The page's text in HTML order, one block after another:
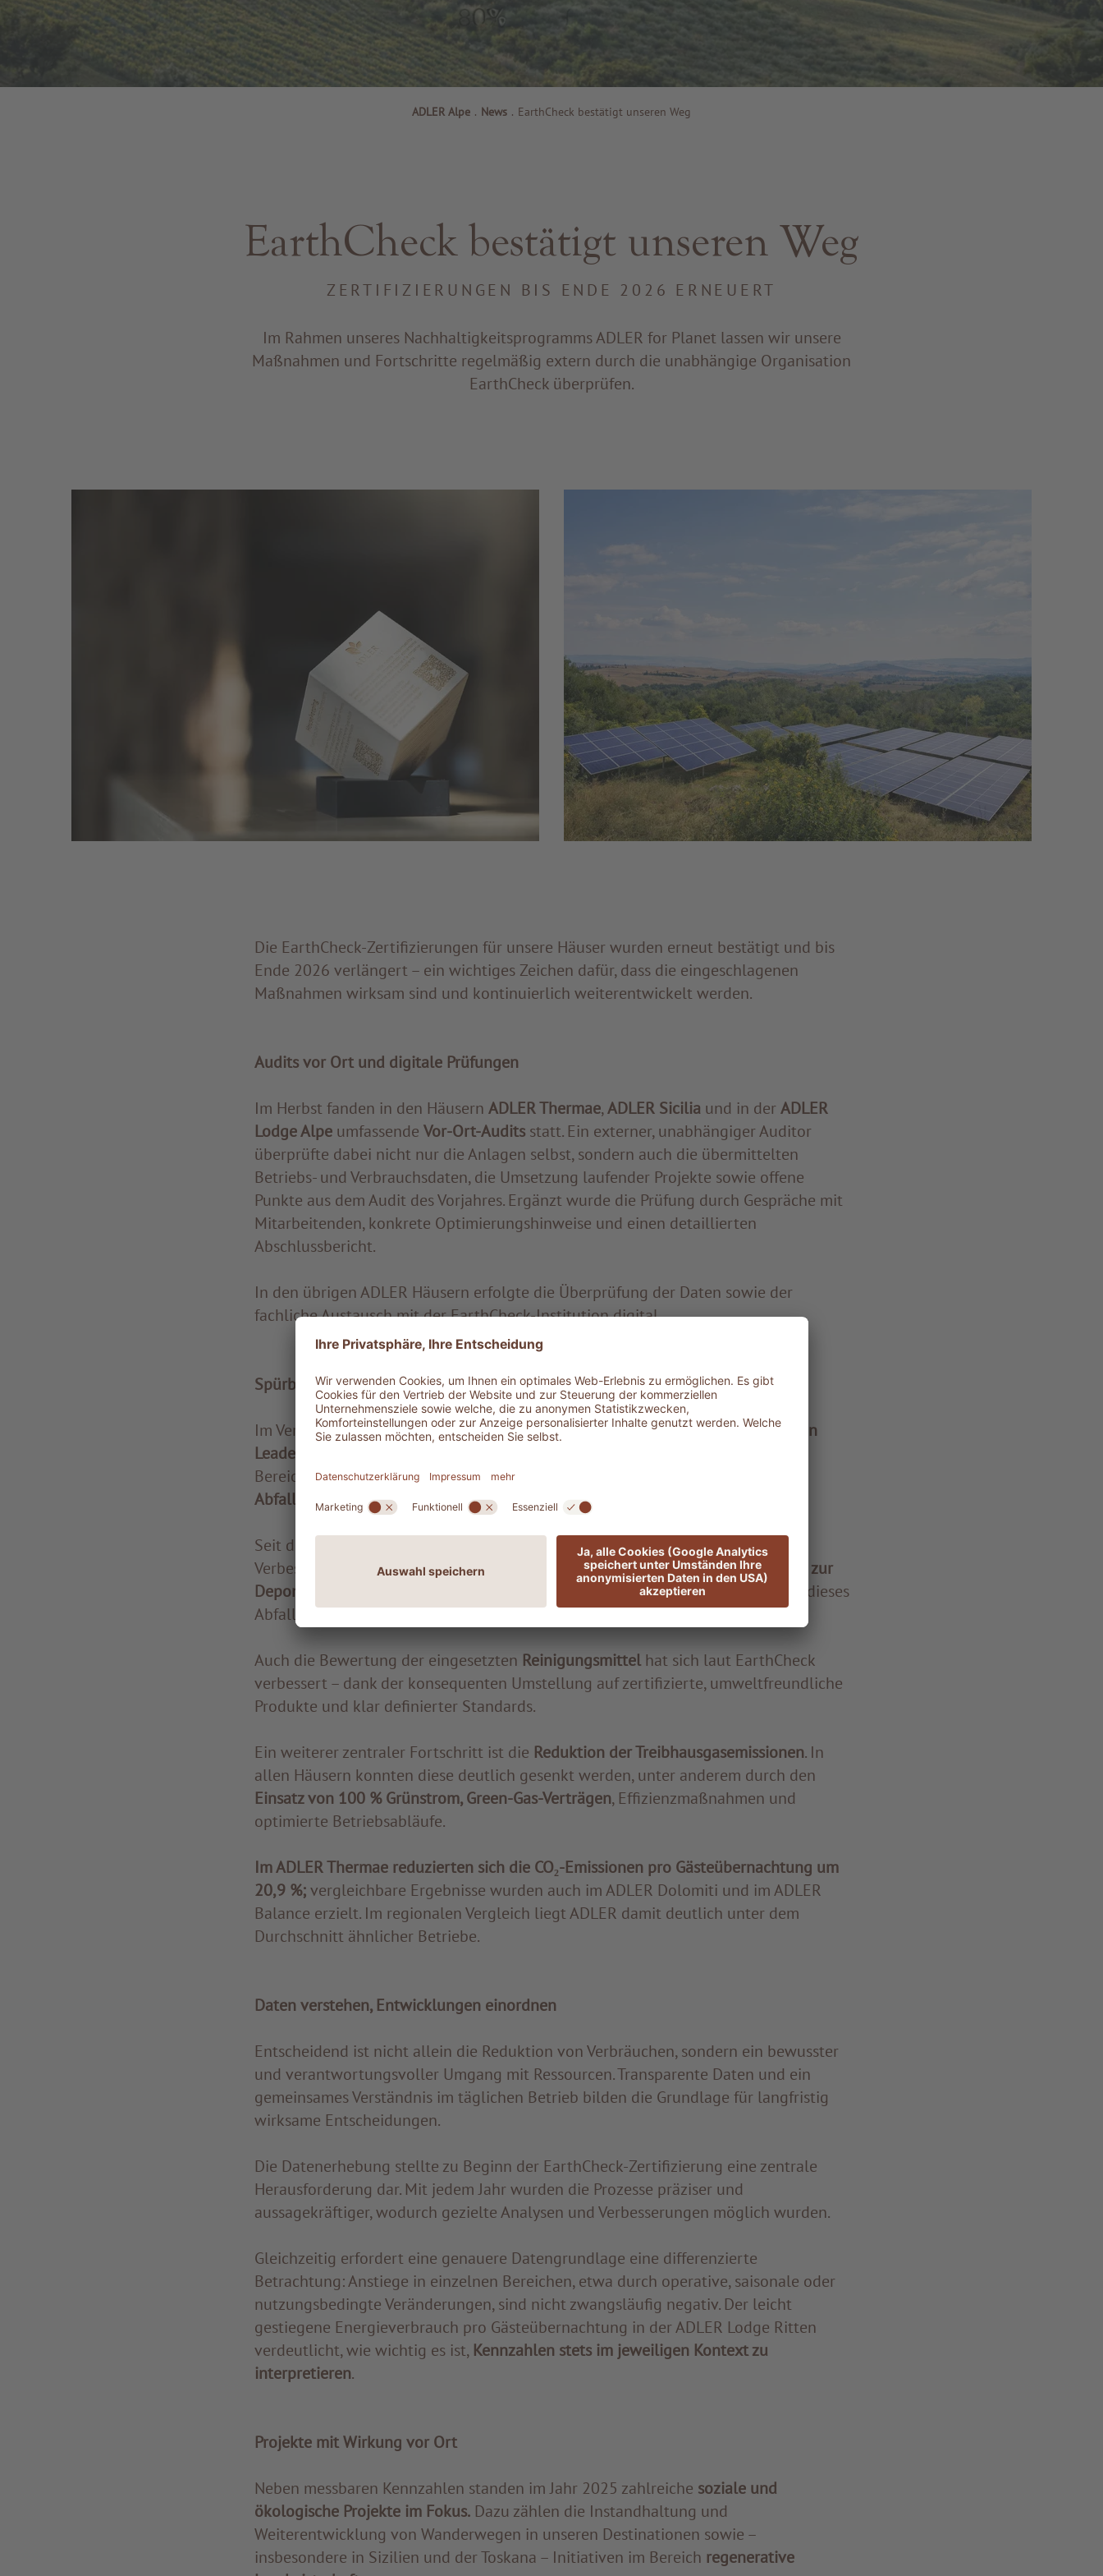
ADLER Alpe . News . EarthCheck bestätigt unseren Weg
EarthCheck bestätigt unseren Weg
ZERTIFIZIERUNGEN BIS ENDE 2026 ERNEUERT
Im Rahmen unseres Nachhaltigkeitsprogramms ADLER for Planet lassen wir unsere
Maßnahmen und Fortschritte regelmäßig extern durch die unabhängige Organisation
EarthCheck überprüfen.
Die EarthCheck-Zertifizierungen für unsere Häuser wurden erneut bestätigt und bis
Ende 2026 verlängert – ein wichtiges Zeichen dafür, dass die eingeschlagenen
Maßnahmen wirksam sind und kontinuierlich weiterentwickelt werden.
Audits vor Ort und digitale Prüfungen
Im Herbst fanden in den Häusern ADLER Thermae,ADLER Siciliaund in derADLER
Lodge Alpe umfassende Vor-Ort-Auditsstatt. Ein externer, unabhängiger Auditor
überprüfte dabei nicht nur die Anlagen selbst, sondern auch die übermittelten
Betriebs- und Verbrauchsdaten, die Umsetzung laufender Projekte sowie offene
Punkte aus dem Audit des Vorjahres. Ergänzt wurde die Prüfung durch Gespräche mit
Mitarbeitenden, konkrete Optimierungshinweise und einen detaillierten
Abschlussbericht.
In den übrigen ADLER Häusern erfolgte die Überprüfung der Daten sowie der
fachliche Austausch mit der EarthCheck-Institution digital.
Spürbare Fortschritte
Im Vergleich zu regionalen Mitbewerbern stuft EarthCheckADLER als regionalen
Leader im verantwortungsvollen Ressourceneinsatz
BereichenEnergie- und Wasserverbrauch, Treibhausgasemissionen und
Abfallmanagement.
Seit dem ersten Audit 2023 konnten in mehreren Bereichen deutliche
Verbesserungen erzielt werden. Besonders hervorzuheben ist dieReduktion des zur
Deponie entsorgten Abfalls
: In ADLER Sicilia und der ADLER Lodge Alpe wurde dieses
Abfallaufkommen im Vergleich zu 2023 um über 50 % gesenkt.
Auch die Bewertung der eingesetzten Reinigungsmittel hat sich laut EarthCheck
verbessert – dank der konsequenten Umstellung auf zertifizierte, umweltfreundliche
Produkte und klar definierter Standards.
Ein weiterer zentraler Fortschritt ist die Reduktion der Treibhausgasemissionen. In
allen Häusern konnten diese deutlich gesenkt werden, unter anderem durch den
Einsatz von 100 % Grünstrom, Green-Gas-Verträgen, Effizienzmaßnahmen und
optimierte Betriebsabläufe.
Im ADLER Thermae reduzierten sich die CO₂-Emissionen pro Gästeübernachtung um
20,9 %;vergleichbare Ergebnisse wurden auch im ADLER Dolomiti und im ADLER
Balance erzielt. Im regionalen Vergleich liegt ADLER damit deutlich unter dem
Durchschnitt ähnlicher Betriebe.
Daten verstehen, Entwicklungen einordnen
Entscheidend ist nicht allein die Reduktion von Verbräuchen, sondern ein bewusster
und verantwortungsvoller Umgang mit Ressourcen. Transparente Daten und ein
gemeinsames Verständnis im täglichen Betrieb bilden die Grundlage für langfristig
wirksame Entscheidungen.
Die Datenerhebung stellte zu Beginn der EarthCheck-Zertifizierung eine zentrale
Herausforderung dar. Mit jedem Jahr wurden die Prozesse präziser und
aussagekräftiger, wodurch gezielte Analysen und Verbesserungen möglich wurden.
Gleichzeitig erfordert eine genauere Datengrundlage eine differenzierte
Betrachtung: Anstiege in einzelnen Bereichen, etwa durch operative, saisonale oder
nutzungsbedingte Veränderungen, sind nicht zwangsläufig negativ. Der leicht
gestiegene Energieverbrauch pro Gästeübernachtung in der ADLER Lodge Ritten
verdeutlicht, wie wichtig es ist, Kennzahlen stets im jeweiligen Kontext zu
interpretieren.
Projekte mit Wirkung vor Ort
Neben messbaren Kennzahlen standen im Jahr 2025 zahlreiche soziale und
ökologische Projekte im Fokus.Dazu zählen die Instandhaltung und
Weiterentwicklung von Wanderwegen in unseren Destinationen sowie –
insbesondere in Sizilien und der Toskana – Initiativen im Bereich regenerative